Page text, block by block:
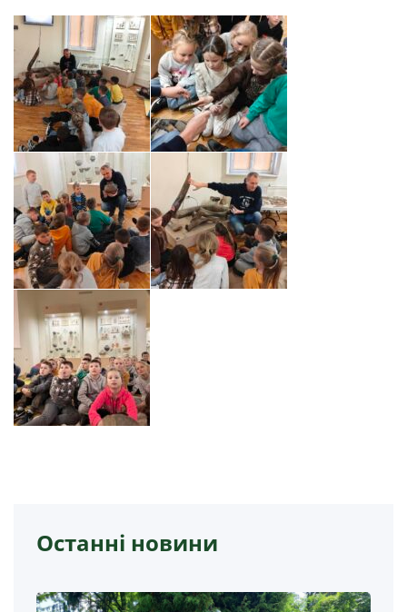
Останні новини